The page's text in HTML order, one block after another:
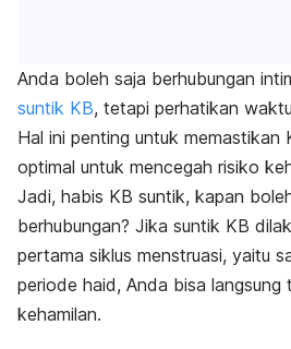
Anda boleh saja berhubungan
suntik KB, tetapi perhatikan
Hal ini penting untuk memastikan
optimal untuk mencegah risiko
Jadi, habis KB suntik, kapan
berhubungan? Jika suntik KB
pertama siklus menstruasi, yaitu
periode haid, Anda bisa langsung
kehamilan.